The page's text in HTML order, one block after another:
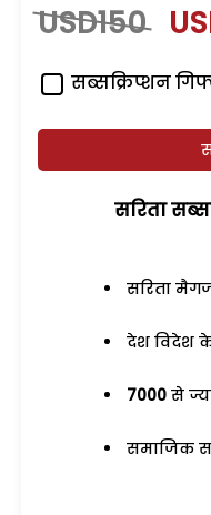
USD150
सब्सक्रिप्शन
सरिता
सरिता
देश विदेश
7000 से
समाजिक